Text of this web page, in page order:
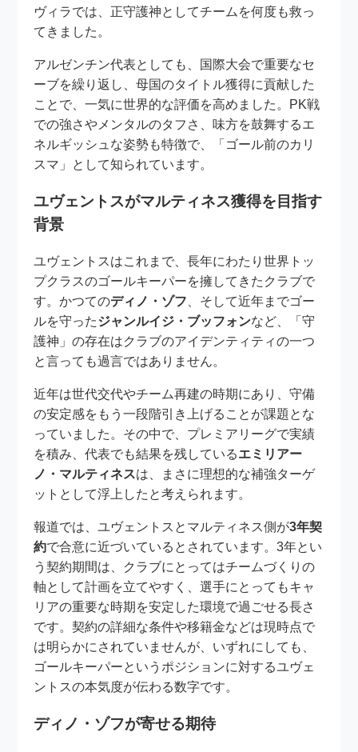
ヴィラでは、正守護神としてチームを何度も救っ
てきました。
アルゼンチン代表としても、国際大会で重要なセ
ーブを繰り返し、母国のタイトル獲得に貢献した
ことで、一気に世界的な評価を高めました。PK戦
での強さやメンタルのタフさ、味方を鼓舞するエ
ネルギッシュな姿勢も特徴で、「ゴール前のカリ
スマ」として知られています。
ユヴェントスがマルティネス獲得を目指す
背景
ユヴェントスはこれまで、長年にわたり世界トッ
プクラスのゴールキーパーを擁してきたクラブで
す。かつてのディノ・ゾフ 、そして近年までゴー
ルを守ったジャンルイジ・ブッフォンなど、「守
護神」の存在はクラブのアイデンティティの一つ
と言っても過言ではありません。
近年は世代交代やチーム再建の時期にあり、守備
の安定感をもう一段階引き上げることが課題とな
っていました。その中で、プレミアリーグで実績
を積み、代表でも結果を残しているエミリアー
ノ・マルティネスは、まさに理想的な補強ターゲ
ットとして浮上したと考えられます。
報道では、ユヴェントスとマルティネス側が3年契
約で合意に近づいているとされています。3年とい
う契約期間は、クラブにとってはチームづくりの
軸として計画を立てやすく、選手にとってもキャ
リアの重要な時期を安定した環境で過ごせる長さ
です。契約の詳細な条件や移籍金などは現時点で
は明らかにされていませんが、いずれにしても、
ゴールキーパーというポジションに対するユヴェ
ントスの本気度が伝わる数字です。
ディノ・ゾフが寄せる期待